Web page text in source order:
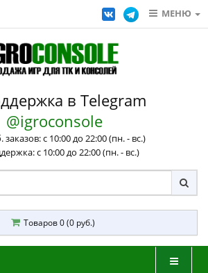
МЕНЮ
в Telegram
@igroconsole
с 10:00 до 22:00 (пн. - вс.)
с 10:00 до 22:00 (пн. - вс.)
Товаров 0 (0 руб.)